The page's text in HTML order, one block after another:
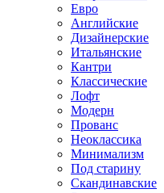
Евро
Английские
Дизайнерские
Итальянские
Кантри
Классические
Лофт
Модерн
Прованс
Неоклассика
Минимализм
Под старину
Скандинавские